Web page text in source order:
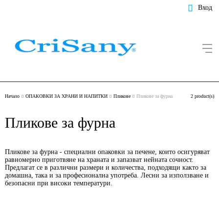
Вход
Начало ОПАКОВКИ ЗА ХРАНИ И НАПИТКИ Пликове Пликове за фурна 2 product(s)
Пликове за фурна
Пликове за фурна - специални опаковки за печене, които осигуряват
равномерно приготвяне на храната и запазват нейната сочност.
Предлагат се в различни размери и количества, подходящи както за
домашна, така и за професионална употреба. Лесни за използване и
безопасни при високи температури.